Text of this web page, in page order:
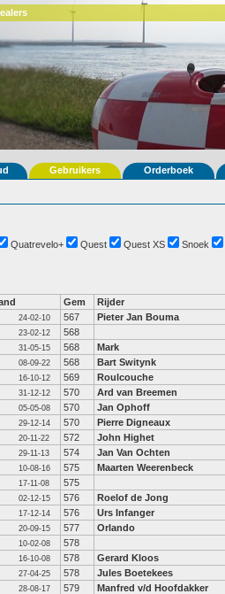
Gebruikers Orderboek
Quatrevelo+ Quest Quest XS Snoek
Gem Rijder
24-02-10 567 Pieter Jan Bouma
23-02-12 568
31-05-15 568 Mark
08-09-22 568 Bart Switynk
16-10-12 569 Roulcouche
31-12-12 570 Ard van Breemen
05-05-08 570 Jan Ophoff
29-12-14 570 Pierre Digneaux
20-11-22 572 John Highet
29-11-13 574 Jan Van Ochten
10-08-16 575 Maarten Weerenbeck
17-11-08 575
02-12-15 576 Roelof de Jong
17-12-14 576 Urs Infanger
20-09-15 577 Orlando
10-02-08 578
16-10-08 578 Gerard Kloos
27-04-25 578 Jules Boetekees
28-08-17 579 Manfred v/d Hoofdakker